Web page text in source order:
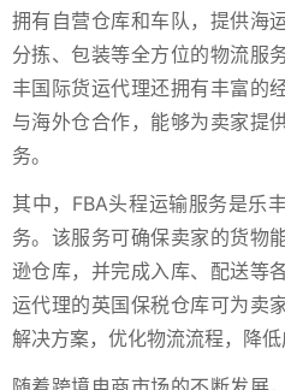
拥有自营仓库和车队，提供海
分拣、包装等全方位的物流服
丰国际货运代理还拥有丰富的
与海外仓合作，能够为卖家提
务。
其中，FBA头程运输服务是乐
务。该服务可确保卖家的货物
逊仓库，并完成入库、配送等
运代理的英国保税仓库可为卖
解决方案，优化物流流程，降低